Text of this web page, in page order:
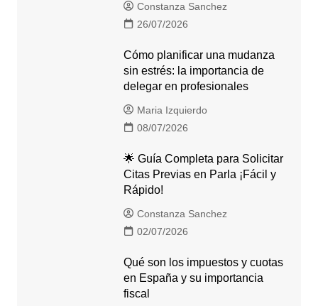
Constanza Sanchez
26/07/2026
Cómo planificar una mudanza
sin estrés: la importancia de
delegar en profesionales
Maria Izquierdo
08/07/2026
🌟 Guía Completa para Solicitar
Citas Previas en Parla ¡Fácil y
Rápido!
Constanza Sanchez
02/07/2026
Qué son los impuestos y cuotas
en España y su importancia
fiscal